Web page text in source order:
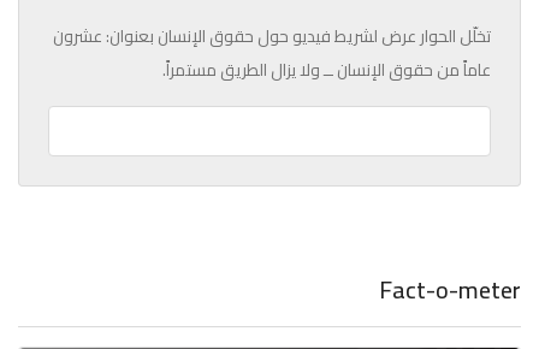
تخلّل الحوار عرض لشريط فيديو حول حقوق الإنسان بعنوان: عشرون
عاماً من حقوق الإنسان ــ ولا يزال الطريق مستمراً.
Fact-o-meter